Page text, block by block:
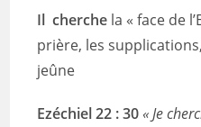
Il cherche la « face de
prière, les
jeûne
Ezéchiel 22 : 30« Je